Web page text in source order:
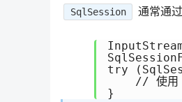
SqlSession 通常通过
try
// 使用
}